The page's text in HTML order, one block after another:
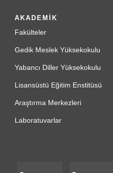
AKADEMİK
Fakülteler
Gedik Meslek Yüksekokulu
Yabancı Diller Yüksekokulu
Lisansüstü Eğitim Enstitüsü
Araştırma Merkezleri
Laboratuvarlar